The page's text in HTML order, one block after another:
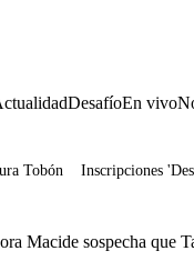
DesafíoEn vivo
Tobón Inscripciones
Macide sospecha que